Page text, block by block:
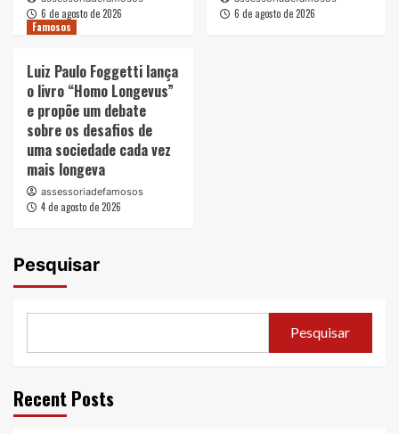
6 de agosto de 2026
6 de agosto de 2026
Famosos
Luiz Paulo Foggetti lança
o livro “Homo Longevus”
e propõe um debate
sobre os desafios de
uma sociedade cada vez
mais longeva
assessoriadefamosos
4 de agosto de 2026
Pesquisar
Pesquisar
Recent Posts